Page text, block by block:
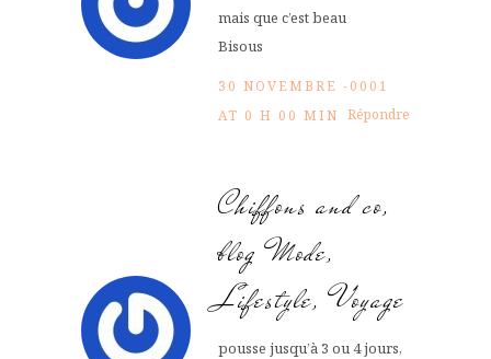
mais que c’est beau
Bisous
30 NOVEMBRE -0001
AT 0 H 00 MIN Répondre
Chiffons and co,
blog Mode,
Lifestyle, Voyage
pousse jusqu’à 3 ou 4 jours,